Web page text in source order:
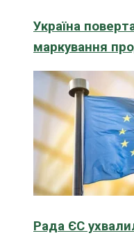
Україна
маркування
Рада ЄС